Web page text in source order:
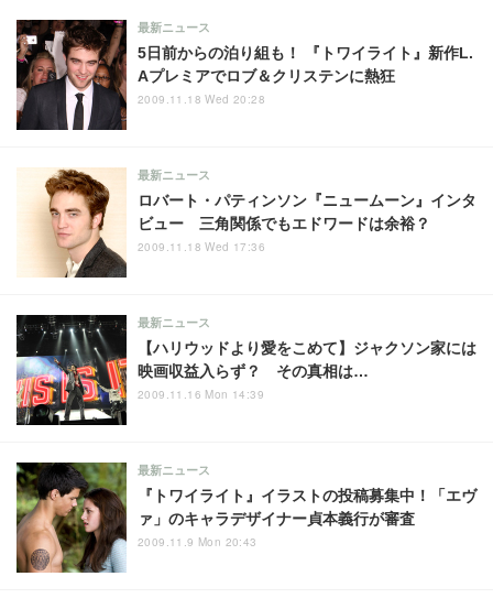
5日前からの泊り組も！ 『トワイライト』新作L.
Aプレミアでロブ＆クリステンに熱狂
最新ニュース
2009.11.18 Wed 20:28
ロバート・パティンソン『ニュームーン』インタ
ビュー 三角関係でもエドワードは余裕？
最新ニュース
2009.11.18 Wed 17:36
【ハリウッドより愛をこめて】ジャクソン家には
映画収益入らず？ その真相は…
最新ニュース
2009.11.16 Mon 14:39
『トワイライト』イラストの投稿募集中！「エヴ
ァ」のキャラデザイナー貞本義行が審査
最新ニュース
2009.11.9 Mon 20:43